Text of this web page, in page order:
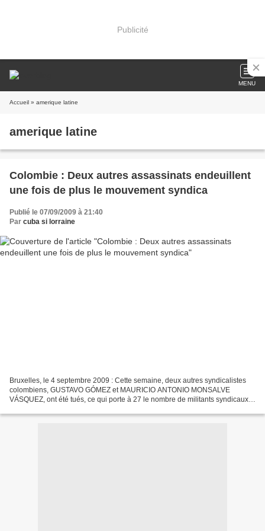
Publicité
MENU
Accueil » amerique latine
amerique latine
Colombie : Deux autres assassinats endeuillent
une fois de plus le mouvement syndica
Publié le 07/09/2009 à 21:40
Par cuba si lorraine
Bruxelles, le 4 septembre 2009 : Cette semaine, deux autres syndicalistes
colombiens, GUSTAVO GÓMEZ et MAURICIO ANTONIO MONSALVE
VÁSQUEZ, ont été tués, ce qui porte à 27 le nombre de militants syndicaux